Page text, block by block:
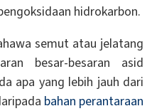
hidrokarbon.
semut atau jelatang
besar-besaran asid
apa yang lebih jauh dari
bahan perantaraan